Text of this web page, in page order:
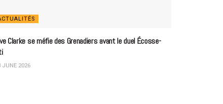
Clarke se méfie des Grenadiers avant le duel Écosse-
JUNE 2026